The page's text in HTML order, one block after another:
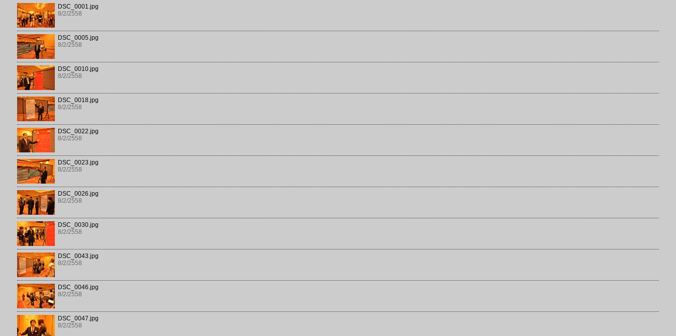
DSC_0001.jpg
8/2/2558
DSC_0005.jpg
8/2/2558
DSC_0010.jpg
8/2/2558
DSC_0018.jpg
8/2/2558
DSC_0022.jpg
8/2/2558
DSC_0023.jpg
8/2/2558
DSC_0026.jpg
8/2/2558
DSC_0030.jpg
8/2/2558
DSC_0043.jpg
8/2/2558
DSC_0046.jpg
8/2/2558
DSC_0047.jpg
8/2/2558